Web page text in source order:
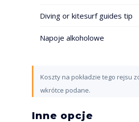
Diving or kitesurf guides tip
Napoje alkoholowe
Koszty na pokładzie tego rejsu
wkrótce podane.
Inne opcje